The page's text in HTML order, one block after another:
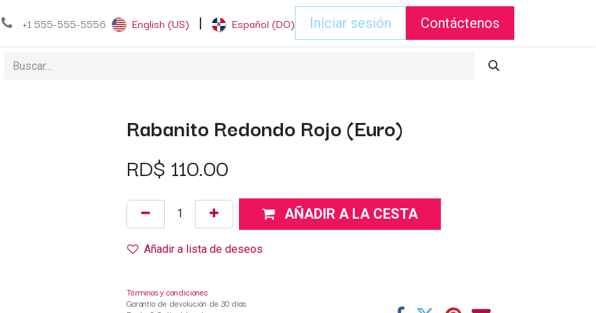
+1 555-555-5556 English (US) | Español (DO) Iniciar sesión Contáctenos
Rabanito Redondo Rojo (Euro)
RD$ 110.00
AÑADIR A LA CESTA
Añadir a lista de deseos
Términos y condiciones
Garantía de devolución de 30 días